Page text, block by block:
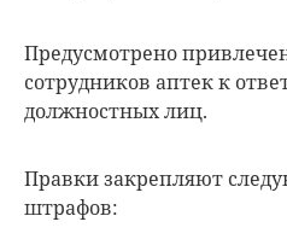
Предусмотрено
сотрудников аптек к
должностных лиц.
Правки закрепляют
штрафов: